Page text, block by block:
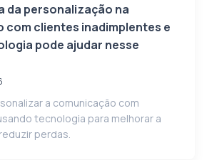
da personalização na
com clientes inadimplentes e
pode ajudar nesse
a comunicação com
tecnologia para melhorar a
perdas.